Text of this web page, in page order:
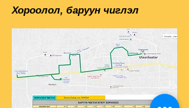
Хороолол, баруун чиглэл